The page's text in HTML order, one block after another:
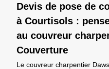
Devis de pose de
à Courtisols :
au couvreur
Couverture
Le couvreur charpentier